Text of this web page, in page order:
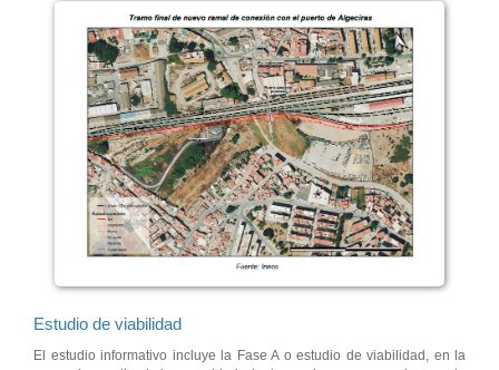
Estudio de viabilidad
El estudio informativo incluye la Fase A o estudio de viabilidad, en la